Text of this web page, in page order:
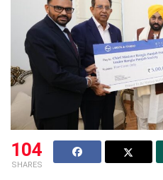
104
SHARES